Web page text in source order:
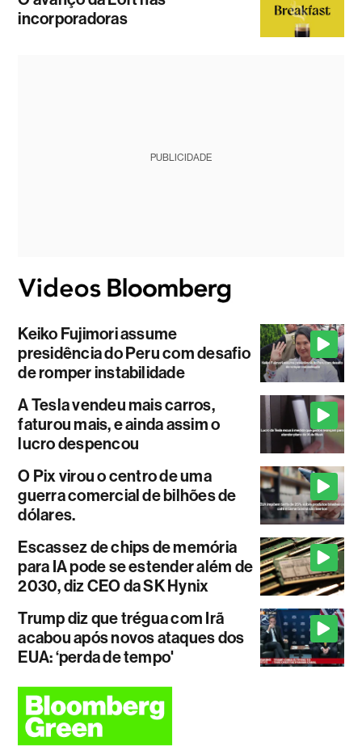
incorporadoras
PUBLICIDADE
Keiko Fujimori assume
presidência do Peru com desafio
de romper instabilidade
A Tesla vendeu mais carros,
faturou mais, e ainda assim o
lucro despencou
O Pix virou o centro de uma
guerra comercial de bilhões de
dólares.
Escassez de chips de memória
para IA pode se estender além de
2030, diz CEO da SK Hynix
Trump diz que trégua com Irã
acabou após novos ataques dos
EUA: ‘perda de tempo'